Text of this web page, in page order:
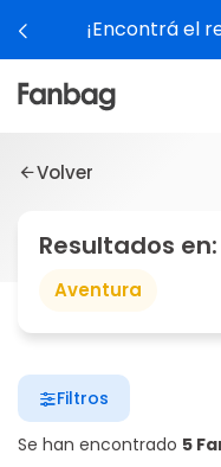
¡Encontrá el
Volver
Resultados en:
Aventura
Se han encontrado 5
Filtros